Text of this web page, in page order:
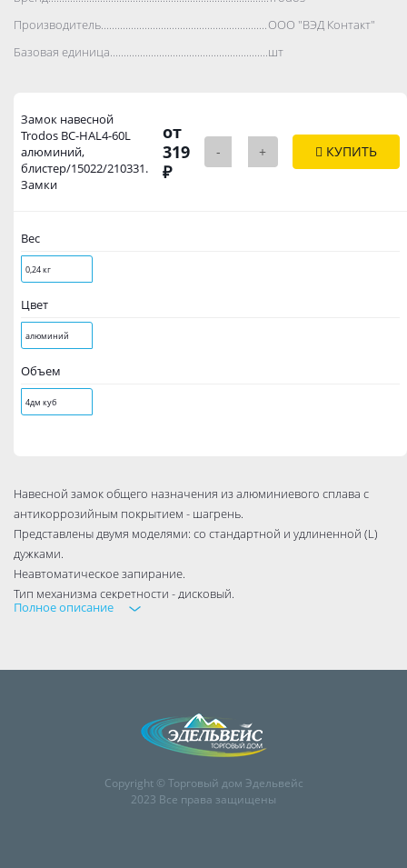
Производитель..................................................................................
ООО "ВЭД Контакт"
Базовая единица..................................................................................
шт
Замок навесной
Trodos BC-HAL4-60L
алюминий,
блистер/15022/210331.
Замки
от
319
₽
- + КУПИТЬ
Вес
0,24 кг
Цвет
алюминий
Объем
4дм куб
Навесной замок общего назначения из алюминиевого сплава с
антикоррозийным покрытием - шагрень.
Представлены двумя моделями: со стандартной и удлиненной (L)
дужками.
Неавтоматическое запирание.
Тип механизма секретности - дисковый.
Упаковка: блистер.
Тип механизма секретности дисковый
Материал изделия алюминий
Полное описание
Copyright © Торговый дом Эдельвейс
2023 Все права защищены